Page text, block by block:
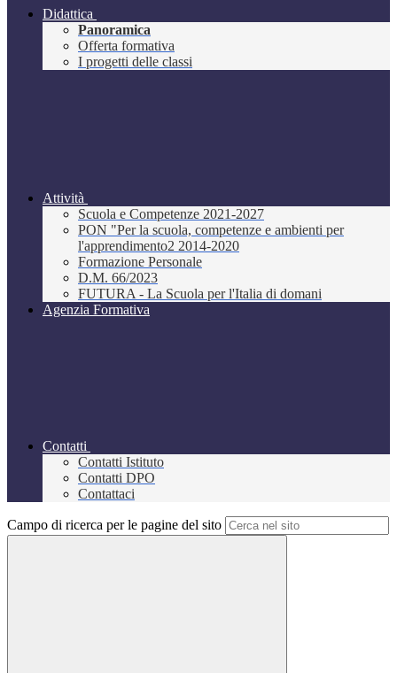
Didattica
Panoramica
Offerta formativa
I progetti delle classi
Attività
Scuola e Competenze 2021-2027
PON "Per la scuola, competenze e ambienti per
l'apprendimento2 2014-2020
Formazione Personale
D.M. 66/2023
FUTURA - La Scuola per l'Italia di domani
Agenzia Formativa
Contatti
Contatti Istituto
Contatti DPO
Contattaci
Campo di ricerca per le pagine del sito